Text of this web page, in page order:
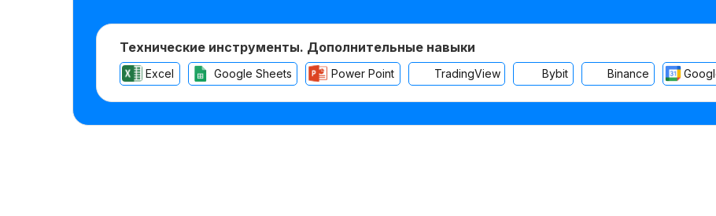
TradingView
Power Point
Google Sheets Bybit
Excel
Технические инструменты. Дополнительные навыки
Binance